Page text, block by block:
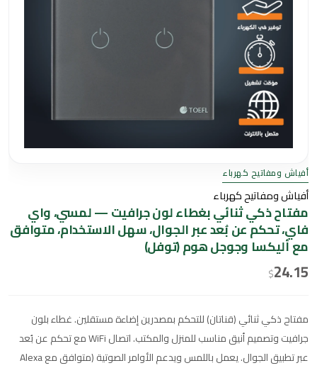
أفياش ومفاتيح كهرباء
أفياش ومفاتيح كهرباء
مفتاح ذكي ثنائي بغطاء لون جرافيت — لمسي، واي
فاي، تحكم عن بُعد عبر الجوال، سهل الاستخدام، متوافق
مع أليكسا وجوجل هوم (توفل)
$24.15
مفتاح ذكي ثنائي (قناتان) للتحكم بمصدرين إضاءة مستقلين. غطاء بلون
جرافيت وتصميم أنيق مناسب للمنزل والمكتب. اتصال WiFi مع تحكم عن بُعد
عبر تطبيق الجوال. يعمل باللمس ويدعم الأوامر الصوتية (متوافق مع Alexa